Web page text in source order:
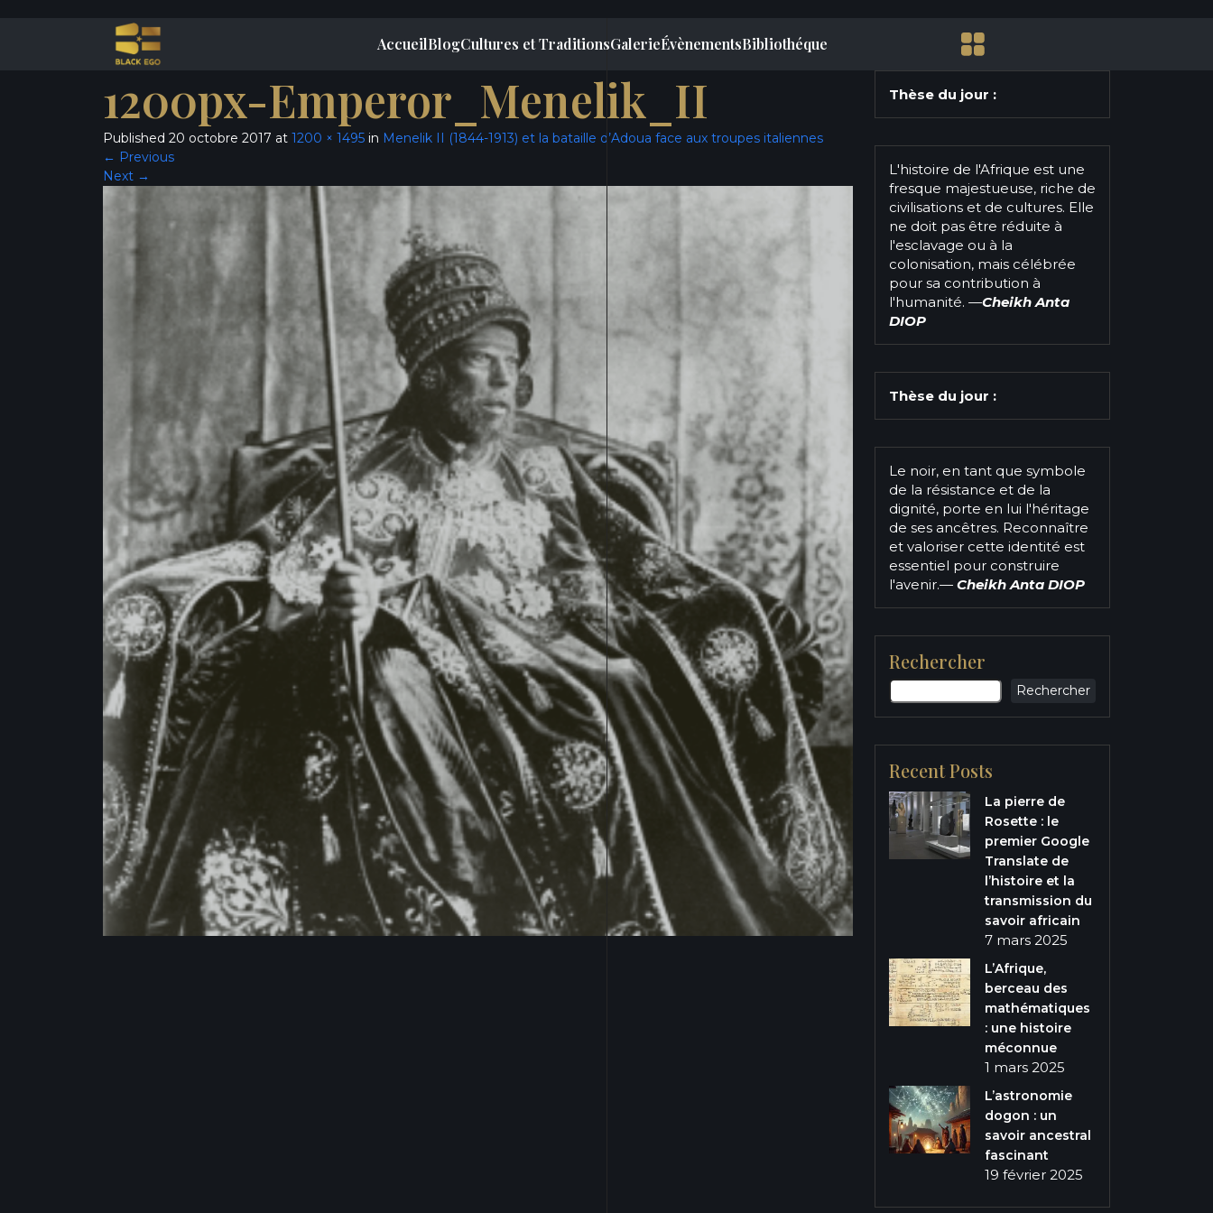
AccueilBlogCultures et TraditionsGalerieÉvènementsBibliothéque
1200px-Emperor_Menelik_II
Published 20 octobre 2017 at 1200 × 1495 in Menelik II (1844-1913) et la bataille d’Adoua face aux troupes italiennes
← Previous
Next →
Thèse du jour :
L'histoire de l'Afrique est une
fresque majestueuse, riche de
civilisations et de cultures. Elle
ne doit pas être réduite à
l'esclavage ou à la
colonisation, mais célébrée
pour sa contribution à
l'humanité. —Cheikh Anta
DIOP
Thèse du jour :
Le noir, en tant que symbole
de la résistance et de la
dignité, porte en lui l'héritage
de ses ancêtres. Reconnaître
et valoriser cette identité est
essentiel pour construire
l'avenir.— Cheikh Anta DIOP
Rechercher
Rechercher
Recent Posts
La pierre de
Rosette : le
premier Google
Translate de
l’histoire et la
transmission du
savoir africain
7 mars 2025
L’Afrique,
berceau des
mathématiques
: une histoire
méconnue
1 mars 2025
L’astronomie
dogon : un
savoir ancestral
fascinant
19 février 2025